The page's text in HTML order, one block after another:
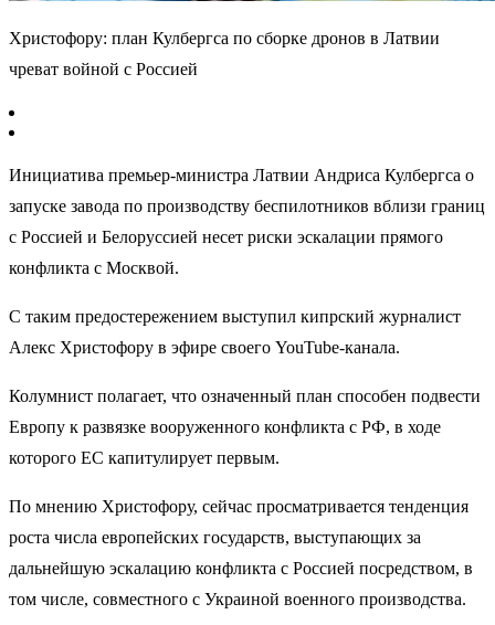
Христофору: план Кулбергса по сборке дронов в Латвии
чреват войной с Россией
Инициатива премьер-министра Латвии Андриса Кулбергса о
запуске завода по производству беспилотников вблизи границ
с Россией и Белоруссией несет риски эскалации прямого
конфликта с Москвой.
С таким предостережением выступил кипрский журналист
Алекс Христофору в эфире своего YouTube-канала.
Колумнист полагает, что означенный план способен подвести
Европу к развязке вооруженного конфликта с РФ, в ходе
которого ЕС капитулирует первым.
По мнению Христофору, сейчас просматривается тенденция
роста числа европейских государств, выступающих за
дальнейшую эскалацию конфликта с Россией посредством, в
том числе, совместного с Украиной военного производства.